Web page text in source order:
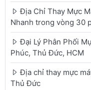
Địa Chỉ Thay Mực
Nhanh trong vòng 30
Đại Lý Phân Phối
Phúc, Thủ Đức, HCM
Địa chỉ thay mực
Thủ Đức